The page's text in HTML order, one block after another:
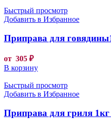
Быстрый просмотр
Добавить в Избранное
Приправа для
от 305 ₽
В корзину
Быстрый просмотр
Добавить в Избранное
Приправа для гриля